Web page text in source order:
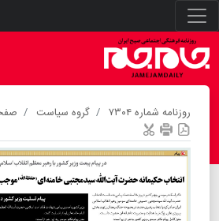
روزنامه شماره ۷۳۰۴ گروه سیاست